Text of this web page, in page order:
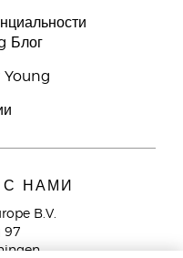
Блог
Young
НАМИ
B.V.
97